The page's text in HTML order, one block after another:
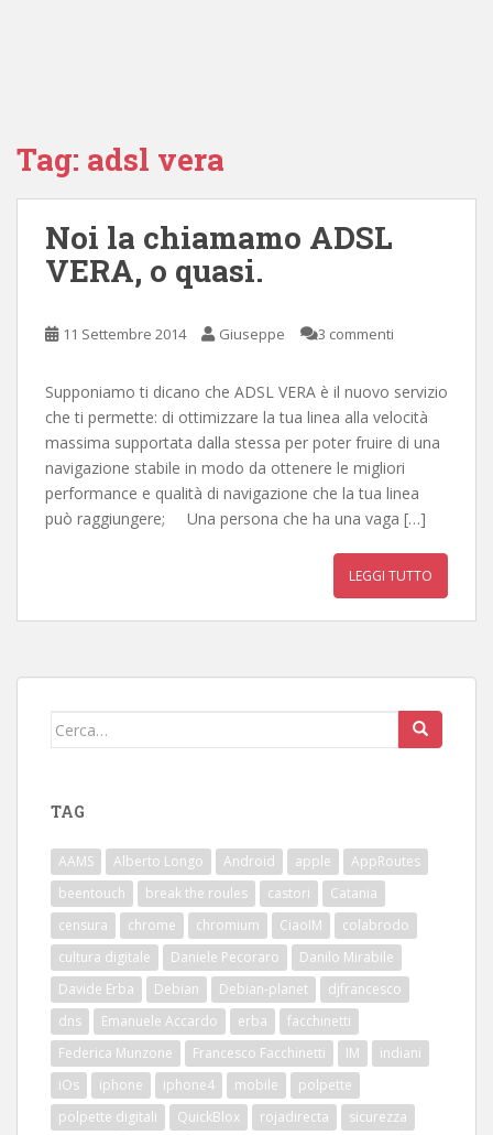
Tag: adsl vera
Noi la chiamamo ADSL
VERA, o quasi.
11 Settembre 2014 Giuseppe 3 commenti
Supponiamo ti dicano che ADSL VERA è il nuovo servizio
che ti permette: di ottimizzare la tua linea alla velocità
massima supportata dalla stessa per poter fruire di una
navigazione stabile in modo da ottenere le migliori
performance e qualità di navigazione che la tua linea
può raggiungere; Una persona che ha una vaga […]
LEGGI TUTTO
Cerca:
TAG
AAMS Alberto Longo Android apple
AppRoutes
beentouch
break the roules castori
Catania
censura
chrome chromium CiaoIM
colabrodo
cultura digitale
Daniele Pecoraro
Danilo Mirabile
Davide Erba
Debian Debian-planet
djfrancesco
dns
Emanuele Accardo erba
facchinetti
Federica Munzone
Francesco Facchinetti IM
indiani
iOs
iphone iphone4 mobile
polpette
polpette digitali
QuickBlox rojadirecta
sicurezza